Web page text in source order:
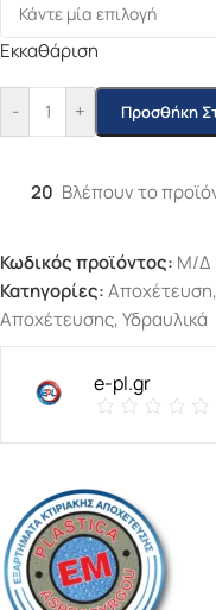
Εκκαθάριση
- + Προσθήκη
20 Βλέπουν το
Κωδικός προϊόντος: Μ/Δ
Κατηγορίες:Αποχέτευση,
Αποχέτευσης,Υδραυλικά
e-pl.gr